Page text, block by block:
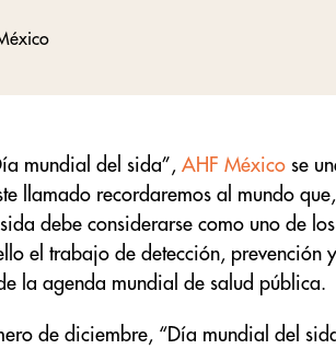
mundial del sida”, AHF México se
llamado recordaremos al mundo
debe considerarse como uno de
el trabajo de detección, prevención
la agenda mundial de salud pública.
de diciembre, “Día mundial del